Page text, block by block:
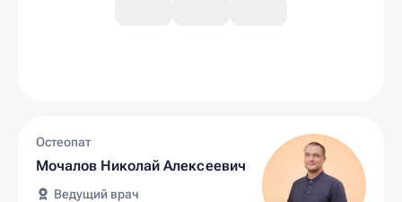
Остеопат
Мочалов Николай Алексеевич
Ведущий врач